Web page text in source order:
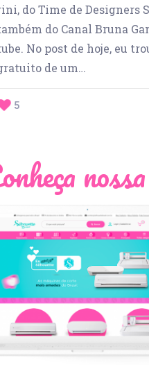
do Time de Designers
do Canal Bruna
No post de hoje, eu
de um…
5
Léia Pastori